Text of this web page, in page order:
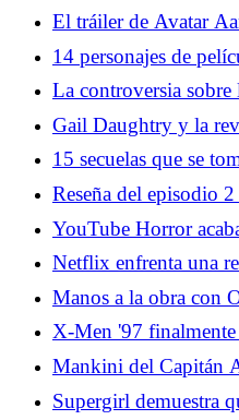
El tráiler de Avatar
teatral de Paramount
14 personajes de
para recursos
La controversia sobre
revela los peligros de
Gail Daughtry y la
buena y saludable
15 secuelas que se
Reseña del episodio
of the Dragon:
Rey
YouTube Horror
adaptaciones
hasta el momento
Netflix enfrenta una
show Wonka después
para recrear la voz de
Manos a la obra con
Sword: novedades
Capcom
X-Men '97 finalmente
Gambit
Mankini del Capitán
sobre el servicio de
Supergirl demuestra